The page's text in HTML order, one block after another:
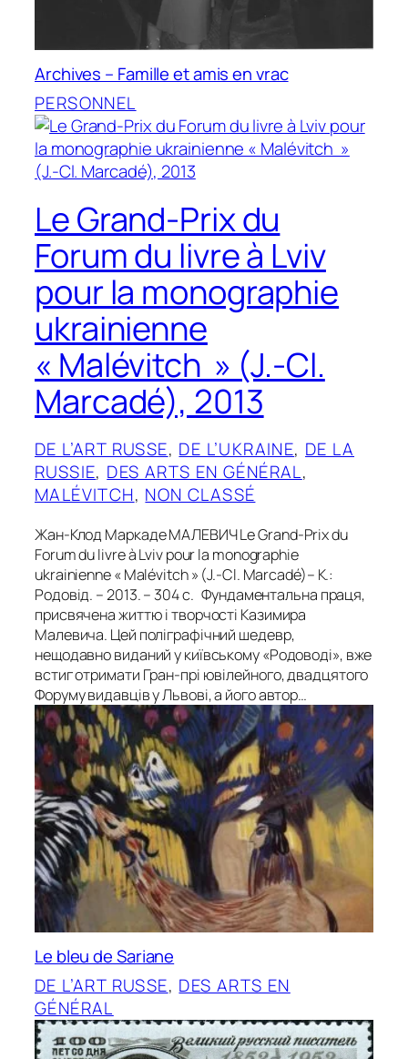
Archives – Famille et amis en vrac
PERSONNEL
Le Grand-Prix du
Forum du livre à Lviv
pour la monographie
ukrainienne
« Malévitch » (J.-Cl.
Marcadé), 2013
DE L’ART RUSSE, DE L’UKRAINE, DE LA
RUSSIE, DES ARTS EN GÉNÉRAL
MALÉVITCH, NON CLASSÉ
Жан-Клод Маркаде МАЛЕВИЧ Le Grand-Prix du
Forum du livre à Lviv pour la monographie
ukrainienne « Malévitch » (J.-Cl. Marcadé)– К.:
Родовід. – 2013. – 304 с. Фундаментальна праця,
присвячена життю і творчості Казимира
Малевича. Цей поліграфічний шедевр,
нещодавно виданий у київському «Родоводі», вже
встиг отримати Гран-прі ювілейного, двадцятого
Форуму видавців у Львові, а його автор…
Le bleu de Sariane
DE L’ART RUSSE, DES ARTS EN
GÉNÉRAL